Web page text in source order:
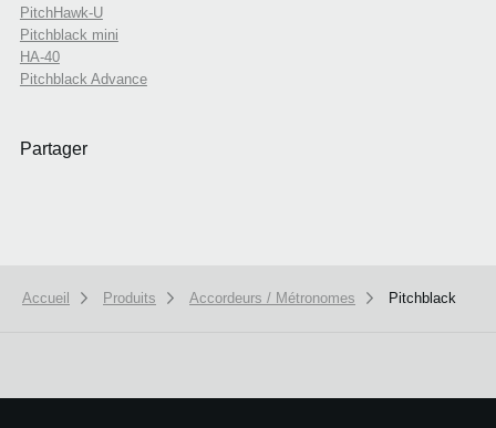
PitchHawk-U
Pitchblack mini
HA-40
Pitchblack Advance
Partager
Accueil Produits Accordeurs / Métronomes Pitchblack